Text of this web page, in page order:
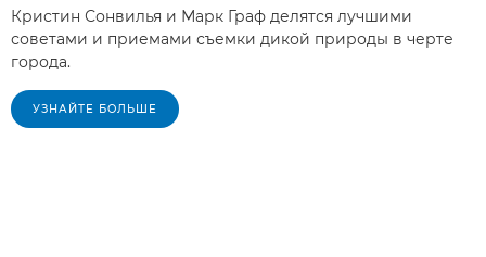
Кристин Сонвилья и Марк Граф делятся лучшими
советами и приемами съемки дикой природы в черте
города.
УЗНАЙТЕ БОЛЬШЕ